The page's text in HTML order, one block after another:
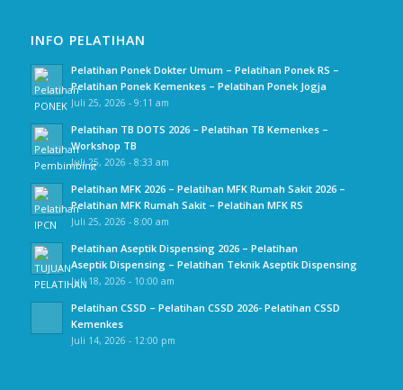
INFO PELATIHAN
Pelatihan Ponek Dokter Umum – Pelatihan Ponek RS –
Pelatihan Ponek Kemenkes – Pelatihan Ponek Jogja
Juli 25, 2026 - 9:11 am
Pelatihan TB DOTS 2026 – Pelatihan TB Kemenkes –
Workshop TB
Juli 25, 2026 - 8:33 am
Pelatihan MFK 2026 – Pelatihan MFK Rumah Sakit 2026 –
Pelatihan MFK Rumah Sakit – Pelatihan MFK RS
Juli 25, 2026 - 8:00 am
Pelatihan Aseptik Dispensing 2026 – Pelatihan
Aseptik Dispensing – Pelatihan Teknik Aseptik Dispensing
Juli 18, 2026 - 10:00 am
Pelatihan CSSD – Pelatihan CSSD 2026- Pelatihan CSSD
Kemenkes
Juli 14, 2026 - 12:00 pm